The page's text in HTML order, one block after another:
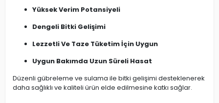
Yüksek Verim Potansiyeli
Dengeli Bitki Gelişimi
Lezzetli Ve Taze Tüketim İçin Uygun
Uygun Bakımda Uzun Süreli Hasat
Düzenli gübreleme ve sulama ile bitki gelişimi desteklenerek
daha sağlıklı ve kaliteli ürün elde edilmesine katkı sağlar.